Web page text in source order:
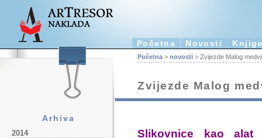
Početna Novosti
Arhiva
2014
Početna > novosti > Zvijezde Malog
Zvijezde Malog
Slikovnice kao